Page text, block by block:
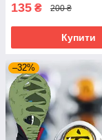
135 ₴ 200 ₴
Купити
–32%